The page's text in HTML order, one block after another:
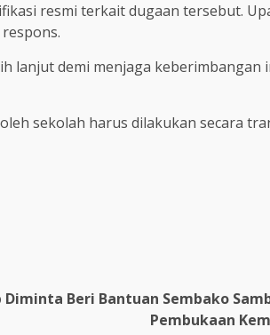
resmi terkait dugaan tersebut.
lanjut demi menjaga keberimbangan
sekolah harus dilakukan secara
Diminta Beri Bantuan Sembako
Pembukaan